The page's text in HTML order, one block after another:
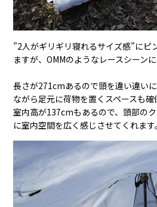
”2人がギリギリ寝れるサイズ感”にピ
ますが、OMMのようなレースシーン
長さが271cmあるので頭を違い違い
ながら足元に荷物を置くスペースも確
室内高が137cmもあるので、頭部の
に室内空間を広く感じさせてくれます。